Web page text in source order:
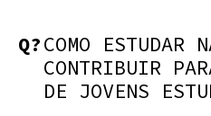
Q?COMO ESTUDAR
CONTRIBUIR
DE JOVENS